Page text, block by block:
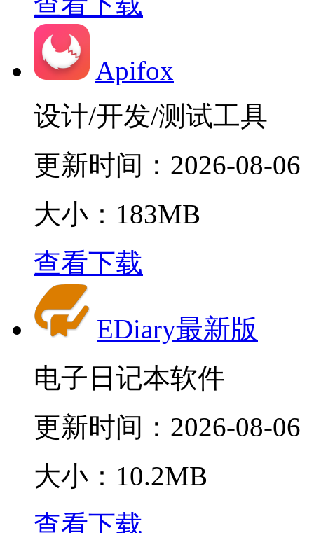
Apifox
设计/开发/测试工具
更新时间： 2026-08-06
大小：183MB
查看下载
EDiary最新版
电子日记本软件
更新时间： 2026-08-06
大小：10.2MB
查看下载